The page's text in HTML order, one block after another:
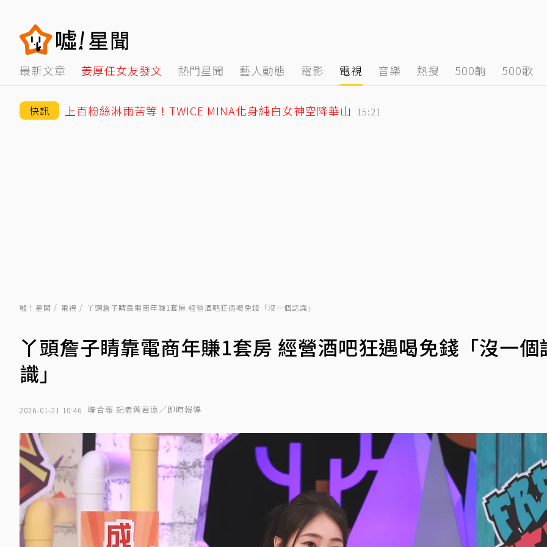
最新文章 姜厚任女友發文 熱門星聞 藝人動態 電影 電視 音樂 熱搜 500齣 500歌
快訊 上百粉絲淋雨苦等！TWICE MINA化身純白女神空降華山 15:21
噓！星聞 電視 丫頭詹子睛靠電商年賺1套房 經營酒吧狂遇喝免錢「沒一個認識」
丫頭詹子睛靠電商年賺1套房 經營酒吧狂遇喝免錢「沒一個
識」
2026-01-21 10:46 聯合報 記者葉君遠／即時報導